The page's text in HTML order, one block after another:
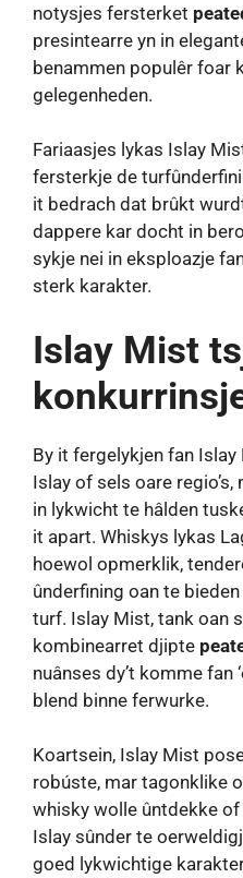
notysjes fersterket
presintearre yn in
benammen populêr foar
gelegenheden.
Fariaasjes lykas Islay
fersterkje de
it bedrach dat brûkt
dappere kar docht in
sykje nei in eksploazje
sterk karakter.
Islay Mist
By it fergelykjen fan Islay
Islay of sels oare
in lykwicht te hâlden
it apart. Whiskys lykas
hoewol opmerklik,
ûnderfining oan te bieden
turf. Islay Mist, tank oan
kombinearret djipte
nuânses dy’t komme fan
blend binne ferwurke.
Koartsein, Islay Mist
robúste, mar tagonklike
whisky wolle ûntdekke
Islay sûnder te
goed lykwichtige